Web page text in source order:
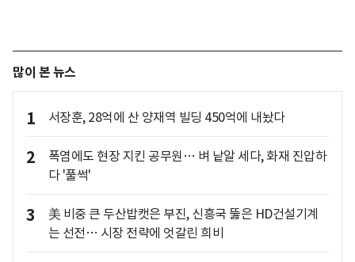
많이 본 뉴스
1 서장훈, 28억에 산 양재역 빌딩 450억에 내놨다
2
폭염에도 현장 지킨 공무원… 벼 낱알 세다, 화재 진압하
다 '풀썩'
3
美 비중 큰 두산밥캣은 부진, 신흥국 뚫은 HD건설기계
는 선전… 시장 전략에 엇갈린 희비